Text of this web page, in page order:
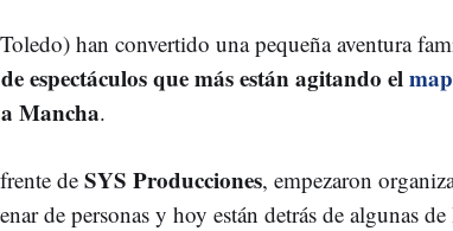
han convertido una pequeña aventura
espectáculos que más están agitando el
Mancha.
de SYS Producciones, empezaron
de personas y hoy están detrás de algunas de